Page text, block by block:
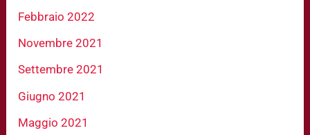
Febbraio 2022
Novembre 2021
Settembre 2021
Giugno 2021
Maggio 2021